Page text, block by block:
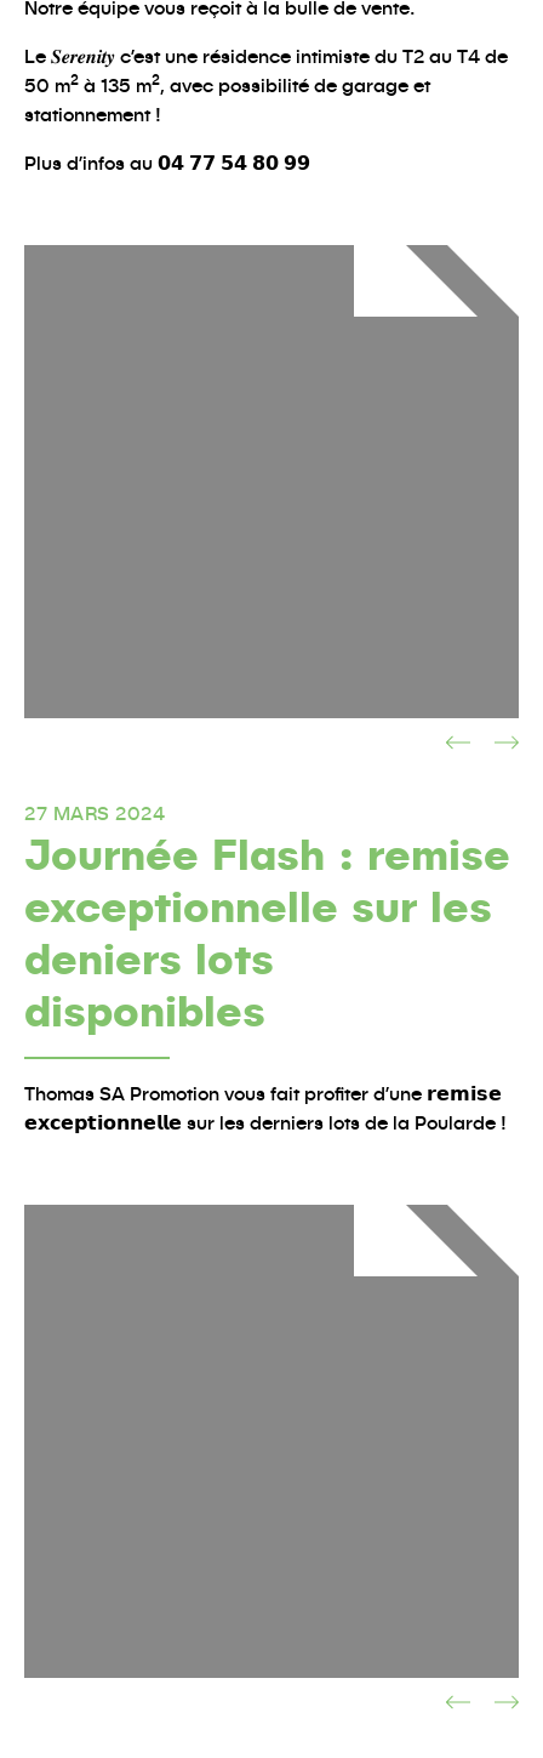
Notre équipe vous reçoit à la bulle de vente.
Le 𝑺𝒆𝒓𝒆𝒏𝒊𝒕𝒚 c’est une résidence intimiste du T2 au T4 de
50 m² à 135 m², avec possibilité de garage et
stationnement !
Plus d’infos au 𝟬𝟰 𝟳𝟳 𝟱𝟰 𝟴𝟬 𝟵𝟵
27 MARS 2024
Journée Flash : remise
exceptionnelle sur les
deniers lots
disponibles
Thomas SA Promotion vous fait profiter d’une 𝗿𝗲𝗺𝗶𝘀𝗲
𝗲𝘅𝗰𝗲𝗽𝘁𝗶𝗼𝗻𝗻𝗲𝗹𝗹𝗲 sur les derniers lots de la Poularde !